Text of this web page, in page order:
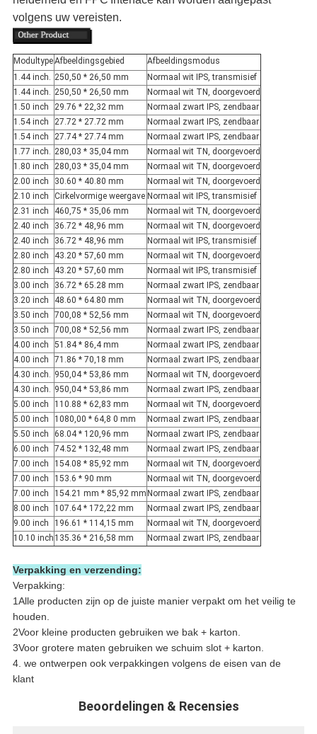
volgens uw vereisten.
ModultypeAfbeeldingsgebied
Afbeeldingsmodus
1.44 inch. 250,50 * 26,50 mm
Normaal wit IPS, transmisief
1.44 inch. 250,50 * 26,50 mm
Normaal wit TN, doorgevoerd
1.50 inch
29.76 * 22,32 mm
Normaal zwart IPS, zendbaar
1.54 inch
27.72 * 27.72 mm
Normaal zwart IPS, zendbaar
1.54 inch
27.74 * 27.74 mm
Normaal zwart IPS, zendbaar
1.77 inch. 280,03 * 35,04 mm
Normaal wit TN, doorgevoerd
1.80 inch
280,03 * 35,04 mm
Normaal wit TN, doorgevoerd
2.00 inch
30.60 * 40.80 mm
Normaal wit TN, doorgevoerd
2.10 inch
Cirkelvormige weergave Normaal wit IPS, transmisief
2.31 inch
460,75 * 35,06 mm
Normaal wit TN, doorgevoerd
2.40 inch
36.72 * 48,96 mm
Normaal wit TN, doorgevoerd
2.40 inch
36.72 * 48,96 mm
Normaal wit IPS, transmisief
2.80 inch
43.20 * 57,60 mm
Normaal wit TN, doorgevoerd
2.80 inch
43.20 * 57,60 mm
Normaal wit IPS, transmisief
3.00 inch
36.72 * 65.28 mm
Normaal zwart IPS, zendbaar
3.20 inch
48.60 * 64.80 mm
Normaal wit TN, doorgevoerd
3.50 inch
700,08 * 52,56 mm
Normaal wit TN, doorgevoerd
3.50 inch
700,08 * 52,56 mm
Normaal zwart IPS, zendbaar
4.00 inch
51.84 * 86,4 mm
Normaal zwart IPS, zendbaar
4.00 inch
71.86 * 70,18 mm
Normaal zwart IPS, zendbaar
4.30 inch. 950,04 * 53,86 mm
Normaal wit TN, doorgevoerd
4.30 inch. 950,04 * 53,86 mm
Normaal zwart IPS, zendbaar
5.00 inch
110.88 * 62,83 mm
Normaal wit TN, doorgevoerd
5.00 inch
1080,00 * 64,8 0 mm
Normaal zwart IPS, zendbaar
5.50 inch
68.04 * 120,96 mm
Normaal zwart IPS, zendbaar
6.00 inch
74.52 * 132,48 mm
Normaal zwart IPS, zendbaar
7.00 inch
154.08 * 85,92 mm
Normaal wit TN, doorgevoerd
7.00 inch
153.6 * 90 mm
Normaal wit TN, doorgevoerd
7.00 inch
154.21 mm * 85,92 mm Normaal zwart IPS, zendbaar
8.00 inch
107.64 * 172,22 mm
Normaal zwart IPS, zendbaar
9.00 inch
196.61 * 114,15 mm
Normaal wit TN, doorgevoerd
10.10 inch 135.36 * 216,58 mm Normaal zwart IPS, zendbaar
Verpakking en verzending:
Verpakking:
1Alle producten zijn op de juiste manier verpakt om het veilig te
houden.
2Voor kleine producten gebruiken we bak + karton.
3Voor grotere maten gebruiken we schuim slot + karton.
4. we ontwerpen ook verpakkingen volgens de eisen van de
klant
Beoordelingen & Recensies